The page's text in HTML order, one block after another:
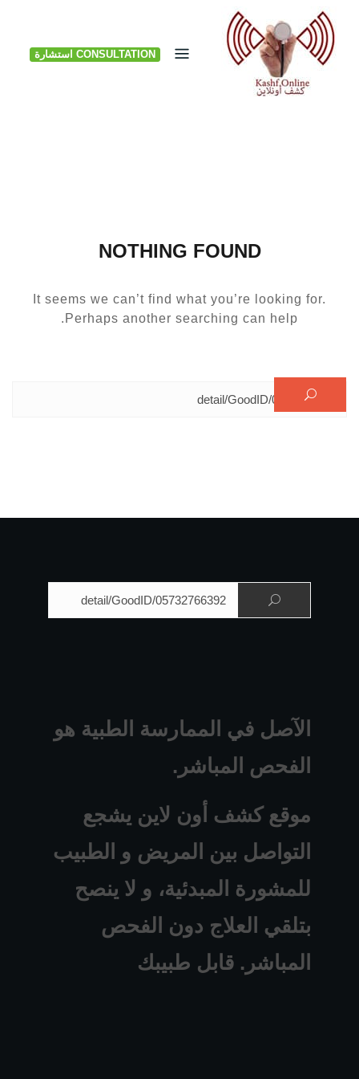
Skip
content
CONSULTATION استشارة
NOTHING FOUND
It seems we can’t find what you’re looking for.
Perhaps another searching can help.
البحث عن:
الآصل في الممارسة الطبية هو
الفحص المباشر.
موقع كشف أون لاين يشجع
التواصل بين المريض و الطبيب
للمشورة المبدئية، و لا ينصح
بتلقي العلاج دون الفحص
المباشر. قابل طبيبك